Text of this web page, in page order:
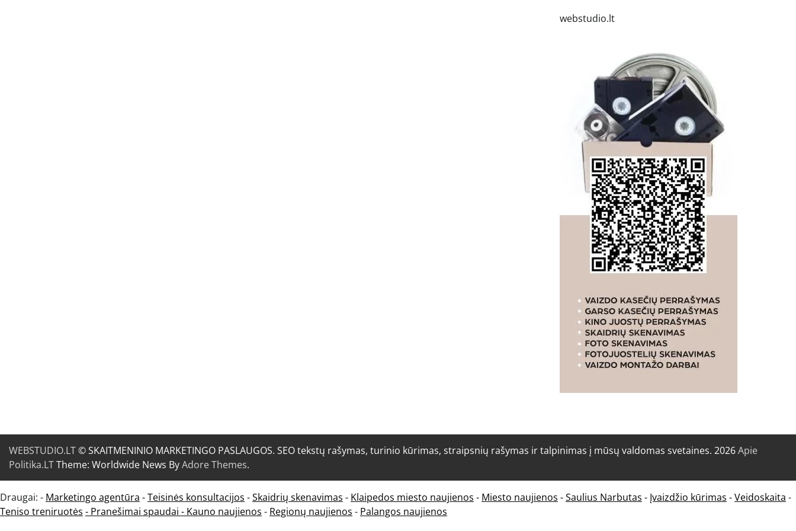
webstudio.lt
WEBSTUDIO.LT© SKAITMENINIO MARKETINGO PASLAUGOS. SEO tekstų rašymas, turinio kūrimas, straipsnių rašymas ir talpinimas į mūsų valdomas svetaines. 2026Apie
Politika.LTTheme: Worldwide News ByAdore Themes.
Draugai: - Marketingo agentūra -Teisinės konsultacijos -Skaidrių skenavimas - Klaipedos miesto naujienos - Miesto naujienos -Saulius Narbutas - Įvaizdžio kūrimas -Veidoskaita -
Teniso treniruotės - Pranešimai spaudai - Kauno naujienos - Regionų naujienos - Palangos naujienos